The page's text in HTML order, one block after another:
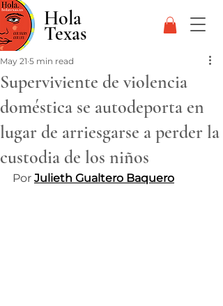
Hola
Texas
Superviviente de violencia
doméstica se autodeporta en
lugar de arriesgarse a perder la
custodia de los niños
May 21 5 min read
Por Julieth Gualtero Baquero